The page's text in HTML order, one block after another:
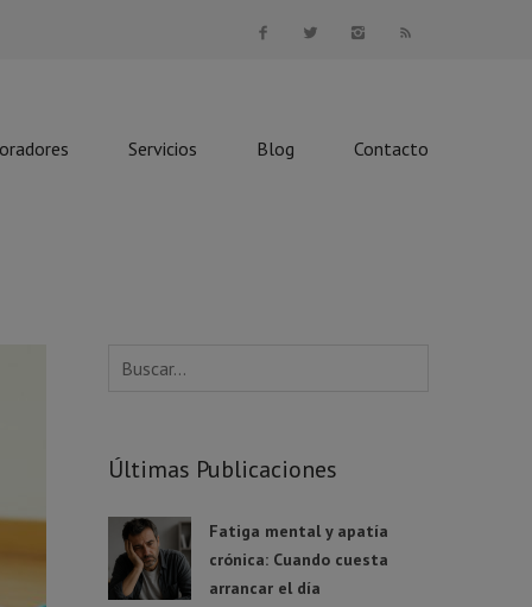
Servicios Blog Contacto
Últimas Publicaciones
Fatiga mental y apatía
crónica: Cuando cuesta
arrancar el día